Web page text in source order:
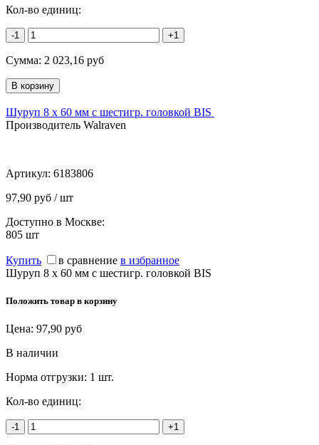
Кол-во единиц:
-1 +1
Сумма: 2 023,16 руб
Шуруп 8 х 60 мм с шестигр. головкой BIS
Производитель Walraven
Артикул: 6183806
97,90 руб / шт
Доступно в Москве:
805 шт
Купить в сравнение в избранное
Шуруп 8 х 60 мм с шестигр. головкой BIS
Положить товар в корзину
Цена: 97,90 руб
В наличии
Норма отгрузки: 1 шт.
Кол-во единиц:
-1 +1